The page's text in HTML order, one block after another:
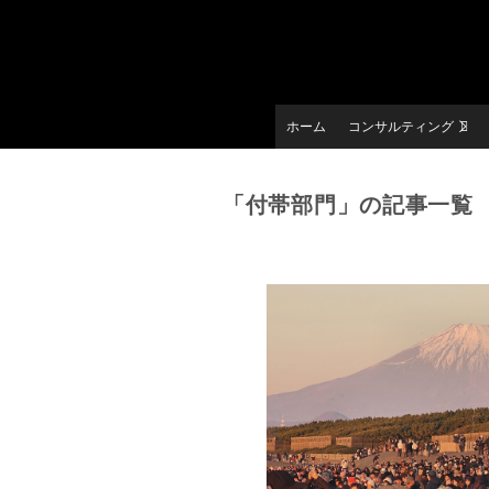
ホーム コンサルティング
「付帯部門」の記事一覧